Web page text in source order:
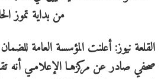
القلعة نيوز: أعلنت المؤسسة العامة
صحفي صادر عن مركزهـا الإعلامـي أنه